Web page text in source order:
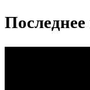
Последнее